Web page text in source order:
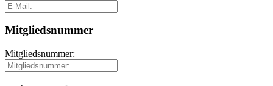
Mitgliedsnummer
Mitgliedsnummer: